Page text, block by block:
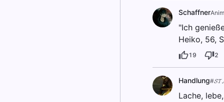
Schaffner
"Ich
Heiko, 56,
19 2
Handlung
Lache,